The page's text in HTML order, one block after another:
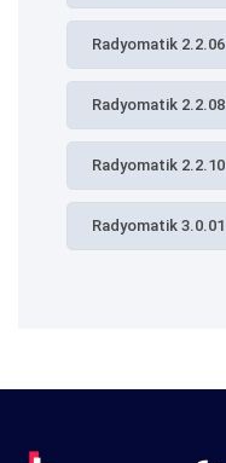
Radyomatik 2.2.06
Radyomatik 2.2.08
Radyomatik 2.2.10
Radyomatik 3.0.01